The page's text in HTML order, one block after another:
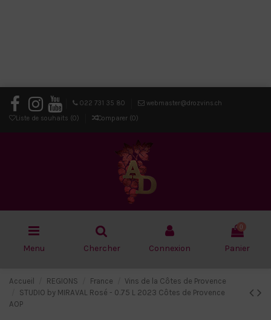
022 731 35 80
webmaster@drozvins.ch
Liste de souhaits (0) Comparer (0)
Menu Chercher Connexion
0
Panier
Accueil REGIONS France
Vins de la Côtes de Provence
STUDIO by MIRAVAL Rosé - 0.75 L 2023 Côtes de Provence
AOP